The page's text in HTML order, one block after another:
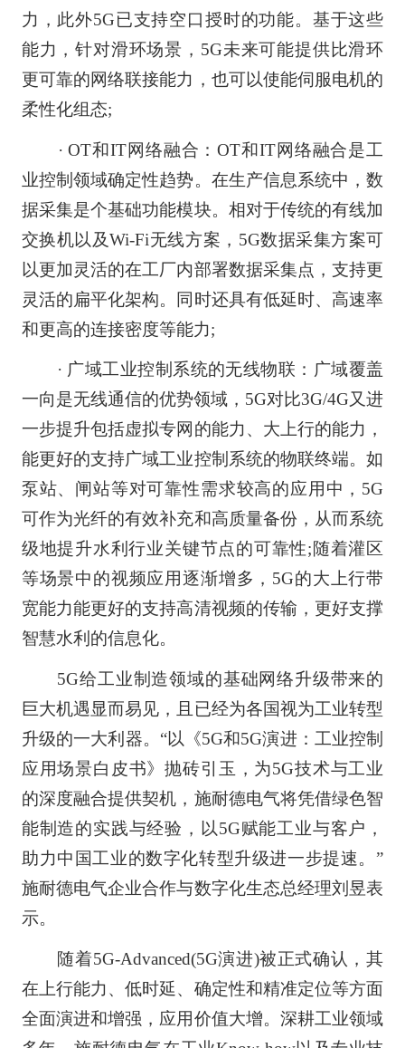
力，此外5G已支持空口授时的功能。基于这些
能力，针对滑环场景，5G未来可能提供比滑环
更可靠的网络联接能力，也可以使能伺服电机的
柔性化组态;
· OT和IT网络融合：OT和IT网络融合是工
业控制领域确定性趋势。在生产信息系统中，数
据采集是个基础功能模块。相对于传统的有线加
交换机以及Wi-Fi无线方案，5G数据采集方案可
以更加灵活的在工厂内部署数据采集点，支持更
灵活的扁平化架构。同时还具有低延时、高速率
和更高的连接密度等能力;
· 广域工业控制系统的无线物联：广域覆盖
一向是无线通信的优势领域，5G对比3G/4G又进
一步提升包括虚拟专网的能力、大上行的能力，
能更好的支持广域工业控制系统的物联终端。如
泵站、闸站等对可靠性需求较高的应用中，5G
可作为光纤的有效补充和高质量备份，从而系统
级地提升水利行业关键节点的可靠性;随着灌区
等场景中的视频应用逐渐增多，5G的大上行带
宽能力能更好的支持高清视频的传输，更好支撑
智慧水利的信息化。
5G给工业制造领域的基础网络升级带来的
巨大机遇显而易见，且已经为各国视为工业转型
升级的一大利器。“以《5G和5G演进：工业控制
应用场景白皮书》抛砖引玉，为5G技术与工业
的深度融合提供契机，施耐德电气将凭借绿色智
能制造的实践与经验，以5G赋能工业与客户，
助力中国工业的数字化转型升级进一步提速。”
施耐德电气企业合作与数字化生态总经理刘昱表
示。
随着5G-Advanced(5G演进)被正式确认，其
在上行能力、低时延、确定性和精准定位等方面
全面演进和增强，应用价值大增。深耕工业领域